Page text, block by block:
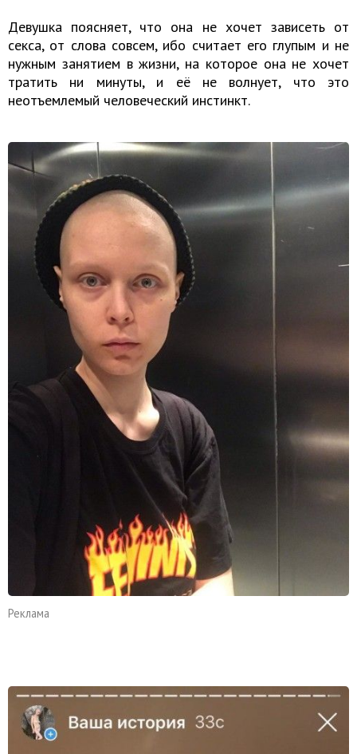
Девушка поясняет, что она не хочет зависеть от
секса, от слова совсем, ибо считает его глупым и не
нужным занятием в жизни, на которое она не хочет
тратить ни минуты, и её не волнует, что это
неотъемлемый человеческий инстинкт.
Реклама